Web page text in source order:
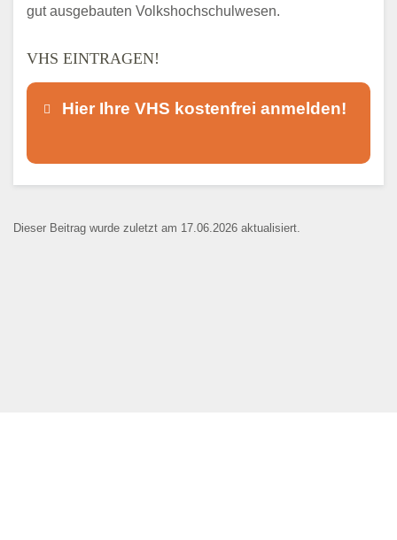
gut ausgebauten Volkshochschulwesen.
VHS EINTRAGEN!
Hier Ihre VHS kostenfrei anmelden!
Kontaktaufnahme und ist nicht
Dieser Beitrag wurde zuletzt am 17.06.2026 aktualisiert.